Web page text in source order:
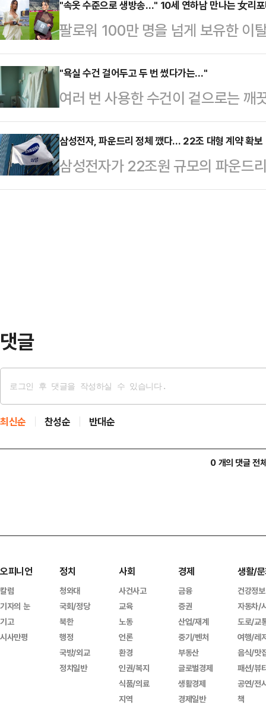
원 해결을 압박하며 폭언과 예산
다.이러면 잘라내기가 하나도 어렵
철회가 정 야박했다…
터 시작되지만 핵심 인사의 깜짝 출
세하다.이 가운데 한국사 강사 출신
바 '친길(친전한길)'의 김문수·장동
철수·조경태 후보, 그리고 양측의
략으로 본격적인 표심 공략에 나설
문수·장동혁 …
"속옷 수준으로 생방송…" 10세 연하남 만나는 女리
팔로워 100만 명을 넘게 보유한 이
나의 과한 노출 의상이 화제의 중
에 따르면 엘레오노라 인카르도나
스타디움에서 열린 PSG와 바이에
착용했다.공개된 사진에 따르면 인
트와 브라톱 차림(사진 왼쪽)으로
셜미디어(SNS)에 공유돼 화제를
태의 상의 차림은 과하…
"욕실 수건 걸어두고 두 번 썼다가는…"
여러 번 사용한 수건이 겉으로는 깨
결과가 나왔다.프림로즈 프리스톤
일(현지시간) 영국 매체 데일리메
용한 후 세탁하는 게 좋다"고 밝혔
깨끗한 수건도 더 이상 깨끗하지 않
삼성전자, 파운드리 정체 깼다… 22조 대형 계약 확보
삼성전자가 22조원 규모의 파운드
다.삼성전자는 28일 글로벌 대형
댓글
최신순 찬성순 반대순
0 개의 댓글 전
오피니언
칼럼
기자의 눈
기고
시사만평
정치
청와대
국회/정당
북한
행정
국방/외교
정치일반
사회
사건사고
교육
노동
언론
환경
인권/복지
식품/의료
지역
경제
금융
증권
산업/재계
중기/벤처
부동산
글로벌경제
생활경제
경제일반
생활/
건강정보
자동차/
도로/교
여행/레
음식/맛
패션/뷰
공연/전
책